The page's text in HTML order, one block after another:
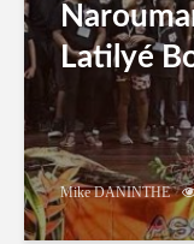
Latilyé
Mike DANINTHE